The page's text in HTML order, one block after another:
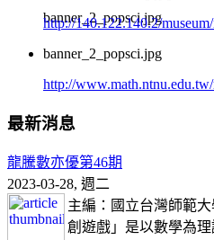
banner_2_popsci.jpg
http://140.122.140.2/
banner_2_popsci.jpg
http://
最新消息
龍騰數亦優第46期
2023-03-28, 週二
主編：國立台灣師範
創遊戲」是以數學為